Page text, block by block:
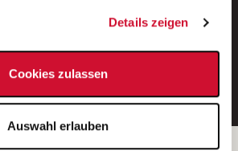
Details zeigen
Cookies zulassen
Auswahl erlauben
E-Mail-Adresse eintragen